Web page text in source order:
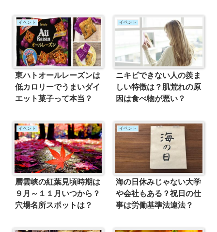
イベント
東ハトオールレーズンは
低カロリーでうまいダイ
エット菓子って本当？
イベント
ニキビできない人の羨ま
しい特徴は？肌荒れの原
因は食べ物が悪い？
イベント
層雲峡の紅葉見頃時期は
９月～１１月いつから？
穴場名所スポットは？
イベント
海の日休みじゃない大学
や会社もある？祝日の仕
事は労働基準法違法？